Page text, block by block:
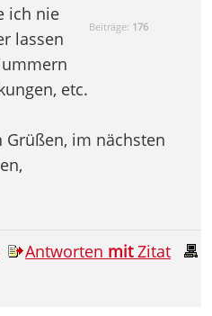
Beiträge: 176
ich nie
lassen
etc.
im nächsten
Antworten mitZitat